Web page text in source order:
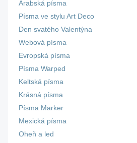
Arabská písma
Písma ve stylu Art Deco
Den svatého Valentýna
Webová písma
Evropská písma
Písma Warped
Keltská písma
Krásná písma
Písma Marker
Mexická písma
Oheň a led